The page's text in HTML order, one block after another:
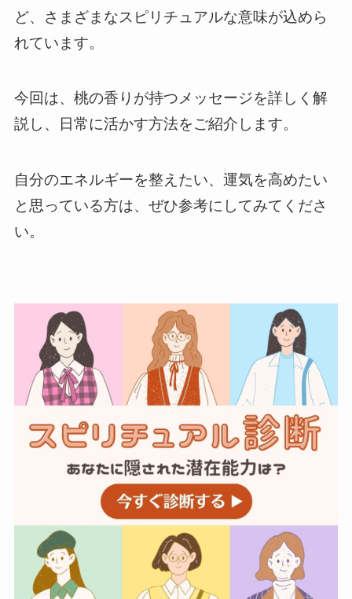
ど、さまざまなスピリチュアルな意味が込めら
れています。
今回は、桃の香りが持つメッセージを詳しく解
説し、日常に活かす方法をご紹介します。
自分のエネルギーを整えたい、運気を高めたい
と思っている方は、ぜひ参考にしてみてくださ
い。